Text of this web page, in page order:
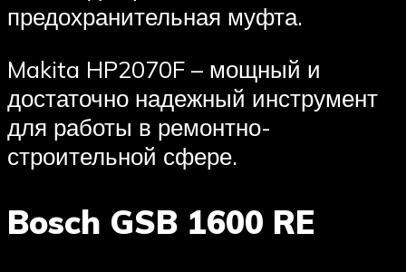
предохранительная муфта.
Makita HP2070F – мощный и
достаточно надежный инструмент
для работы в ремонтно-
строительной сфере.
Bosch GSB 1600 RE